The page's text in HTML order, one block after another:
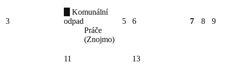
3
Komunální
odpad
Práče
(Znojmo)
5 6 7 8 9
11
13